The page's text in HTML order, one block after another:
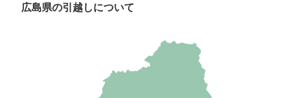
広島県の引越しについて